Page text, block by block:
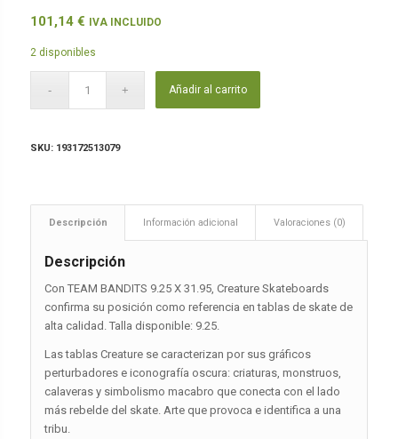
101,14 € IVA INCLUIDO
2 disponibles
Añadir al carrito
SKU: 193172513079
Descripción Información adicional Valoraciones (0)
Descripción
Con TEAM BANDITS 9.25 X 31.95, Creature Skateboards
confirma su posición como referencia en tablas de skate de
alta calidad. Talla disponible: 9.25.
Las tablas Creature se caracterizan por sus gráficos
perturbadores e iconografía oscura: criaturas, monstruos,
calaveras y simbolismo macabro que conecta con el lado
más rebelde del skate. Arte que provoca e identifica a una
tribu.